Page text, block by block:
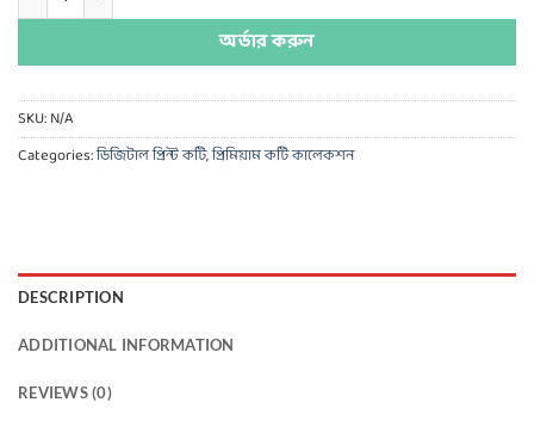
অর্ডার করুন
SKU:N/A
Categories:ডিজিটাল প্রিন্ট কটি,প্রিমিয়াম কটি কালেকশন
DESCRIPTION
ADDITIONAL INFORMATION
REVIEWS (0)